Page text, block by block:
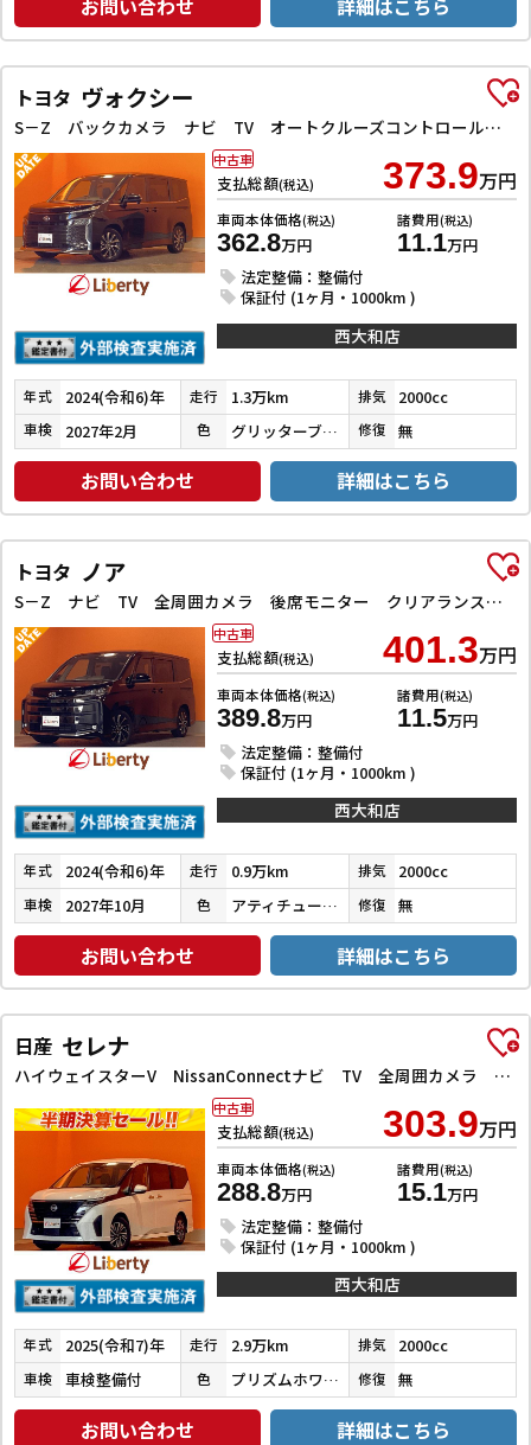
お問い合わせ 詳細はこちら
トヨタ ヴォクシー
S－Z バックカメラ ナビ TV オートクルーズコントロール レーンアシスト 衝突被害軽減システム 両側電動スライドドア オートマチックハイビーム LEDヘッドランプ スマートキー
支払総額(税込) 373.9万円
車両本体価格(税込)
362.8万円
諸費用(税込)
11.1万円
法定整備：整備付
保証付 (1ヶ月・1000km )
中古車
西大和店
年式 2024(令和6)年 走行 1.3万km 排気 2000cc
車検 2027年2月 色 グリッターブラックガラスフレーク 修復 無
お問い合わせ 詳細はこちら
トヨタ ノア
S－Z ナビ TV 全周囲カメラ 後席モニター クリアランスソナー オートクルーズコントロール レーンアシスト 衝突被害軽減システム 両側電動スライドドア オートマチックハイビーム オートライト
支払総額(税込) 401.3万円
車両本体価格(税込)
389.8万円
諸費用(税込)
11.5万円
法定整備：整備付
保証付 (1ヶ月・1000km )
中古車
西大和店
年式 2024(令和6)年 走行 0.9万km 排気 2000cc
車検 2027年10月 色 アティチュードブラックマイカ 修復 無
お問い合わせ 詳細はこちら
日産 セレナ
ハイウェイスターV NissanConnectナビ TV 全周囲カメラ BSW クリアランスソナー オートクルーズコントロール 衝突被害軽減システム 両側電動スライドドア オートライト LEDヘッドランプ スマートキー
支払総額(税込) 303.9万円
車両本体価格(税込)
288.8万円
諸費用(税込)
15.1万円
法定整備：整備付
保証付 (1ヶ月・1000km )
中古車
西大和店
年式 2025(令和7)年 走行 2.9万km 排気 2000cc
車検 車検整備付 色 プリズムホワイト（３Ｐ） 修復 無
お問い合わせ 詳細はこちら